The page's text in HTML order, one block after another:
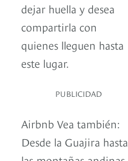
dejar huella y desea
compartirla con
quienes lleguen hasta
este lugar.
PUBLICIDAD
Airbnb Vea también:
Desde la Guajira hasta